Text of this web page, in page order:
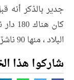
جدير بالذكر أنه
البلاد ، منها 90 ناشرًا وحوالي 280 محل بيع الكتب في كابول.
شاركوا هذا